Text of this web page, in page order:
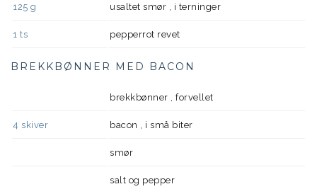
125 g usaltet smør , i terninger
1 ts pepperrot revet
BREKKBØNNER MED BACON
brekkbønner , forvellet
4 skiver bacon , i små biter
smør
salt og pepper